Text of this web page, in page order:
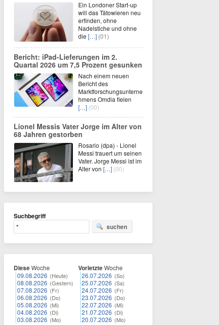
Ein Londoner Start-up
will das Tätowieren neu
erfinden, ohne
Nadelstiche und ohne
die […] (01)
Bericht: iPad-Lieferungen im 2.
Quartal 2026 um 7,5 Prozent gesunken
Nach einem neuen
Bericht des
Marktforschungsunterne
hmens Omdia fielen
[…] (00)
Lionel Messis Vater Jorge im Alter von
68 Jahren gestorben
Rosario (dpa) - Lionel
Messi trauert um seinen
Vater. Jorge Messi ist im
Alter von […] (00)
Suchbegriff
suchen
DieseWoche
09.08.2026 (Heute)
08.08.2026 (Gestern)
07.08.2026 (Fr)
06.08.2026 (Do)
05.08.2026 (Mi)
04.08.2026 (Di)
03.08.2026 (Mo)
VorletzteWoche
26.07.2026 (So)
25.07.2026 (Sa)
24.07.2026 (Fr)
23.07.2026 (Do)
22.07.2026 (Mi)
21.07.2026 (Di)
20.07.2026 (Mo)